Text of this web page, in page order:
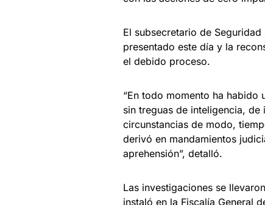
El subsecretario de
presentado este día y la
el debido proceso.
“En todo momento ha
sin treguas de inteligencia,
circunstancias de modo,
derivó en mandamientos
aprehensión”, detalló.
Las investigaciones se
instaló en la Fiscalía General